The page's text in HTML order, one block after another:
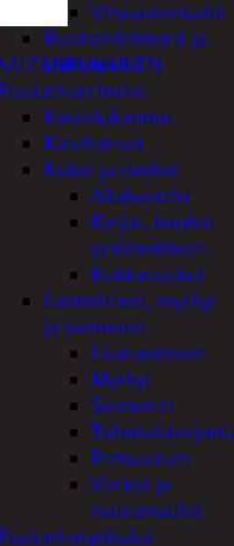
Vesiautomaatit
Ruohonleikkurit ja
trimmerit
hoito
Kastelukannut
Kateharsot
Kukat ja ruukut
Altakastelu
Ketjut, koukut
ja kiinnikkeet
Kukkaruukut
Lannoitteet, myrkyt
ja siemenet
Lisäravinteet
Myrkyt
Siemenet
Pensastuet
Verkot ja
reunanauha